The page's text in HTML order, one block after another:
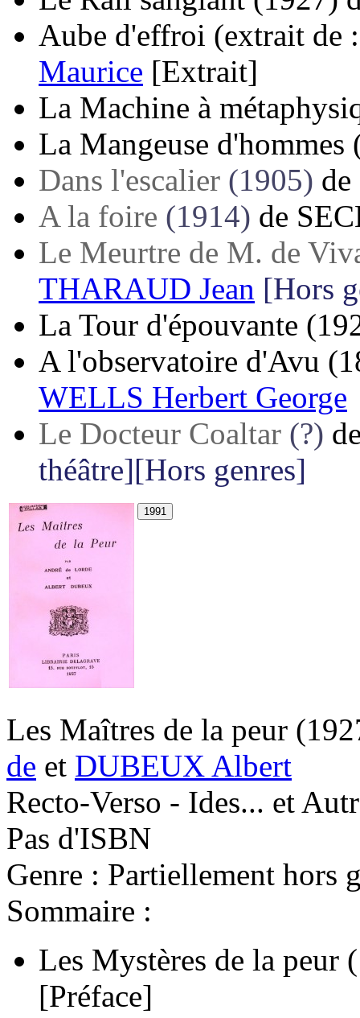
Aube d'effroi (extrait de
Maurice [Extrait]
La Machine à
La Mangeuse d'hommes
Dans l'escalier (1905) de
A la foire (1914) de
Le Meurtre de M. de
THARAUD Jean [Hors
La Tour d'épouvante
A l'observatoire d'Avu
WELLS Herbert George
Le Docteur Coaltar (?)
théâtre][Hors genres]
Les Maîtres de la peur
de et DUBEUX Albert
Recto-Verso - Ides... et
Pas d'ISBN
Genre : Partiellement hors
Sommaire :
Les Mystères de la peur
[Préface]